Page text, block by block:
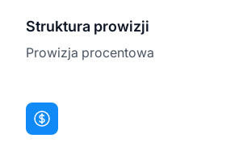
Struktura prowizji
Prowizja procentowa